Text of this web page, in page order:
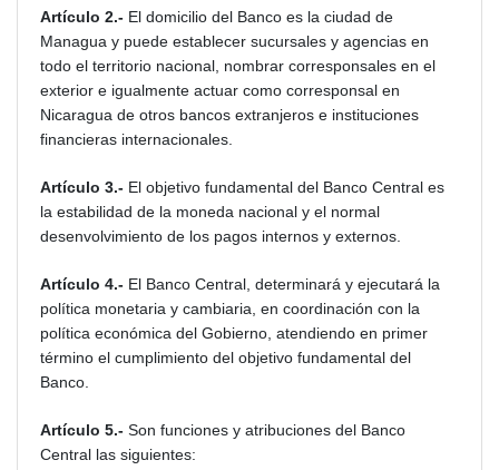
Artículo 2.- El domicilio del Banco es la ciudad de
Managua y puede establecer sucursales y agencias en
todo el territorio nacional, nombrar corresponsales en el
exterior e igualmente actuar como corresponsal en
Nicaragua de otros bancos extranjeros e instituciones
financieras internacionales.
Artículo 3.- El objetivo fundamental del Banco Central es
la estabilidad de la moneda nacional y el normal
desenvolvimiento de los pagos internos y externos.
Artículo 4.- El Banco Central, determinará y ejecutará la
política monetaria y cambiaria, en coordinación con la
política económica del Gobierno, atendiendo en primer
término el cumplimiento del objetivo fundamental del
Banco.
Artículo 5.- Son funciones y atribuciones del Banco
Central las siguientes: